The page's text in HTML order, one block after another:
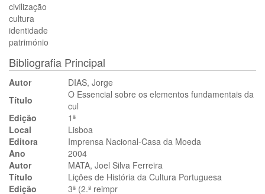
civilização
cultura
identidade
património
Bibliografia Principal
Autor
DIAS, Jorge
Título
O Essencial sobre os elementos fundamentais da
cul
Edição
1ª
Local
Lisboa
Editora
Imprensa Nacional-Casa da Moeda
Ano
2004
Autor
MATA, Joel Silva Ferreira
Título
Lições de História da Cultura Portuguesa
Edição
3ª (2.ª reimpr